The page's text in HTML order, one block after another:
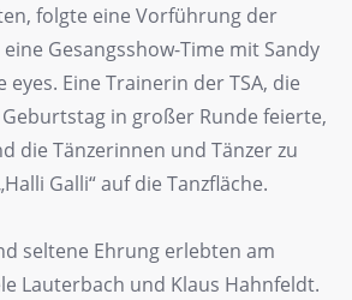
folgte eine Vorführung der
Gesangsshow-Time mit Sandy
eyes. Eine Trainerin der TSA, die
in großer Runde feierte,
die Tänzerinnen und Tänzer zu
Galli“ auf die Tanzfläche.
seltene Ehrung erlebten am
Lauterbach und Klaus Hahnfeldt.